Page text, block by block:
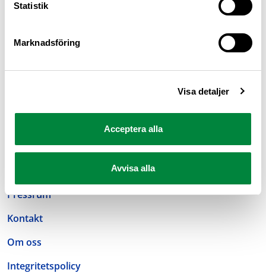
Statistik
Marknadsföring
Visa detaljer
Acceptera alla
Avvisa alla
M Sverige är Sveriges största konsumentorganisation
för bilister och andra trafikanter
Ansvarig utgivare: Heléne Lilja
Pressrum
Kontakt
Om oss
Integritetspolicy